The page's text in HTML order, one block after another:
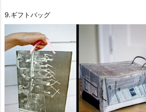
9.ギフトバッグ